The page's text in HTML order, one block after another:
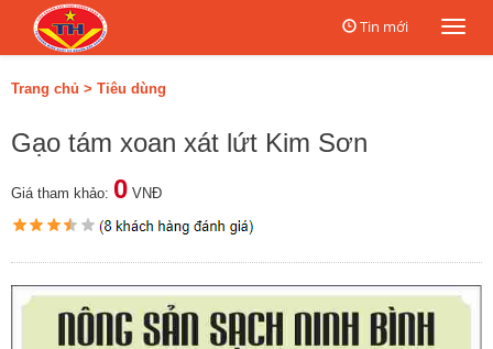
Tin mới
Trang chủ > Tiêu dùng
Gạo tám xoan xát lứt Kim Sơn
Giá tham khảo: 0 VNĐ